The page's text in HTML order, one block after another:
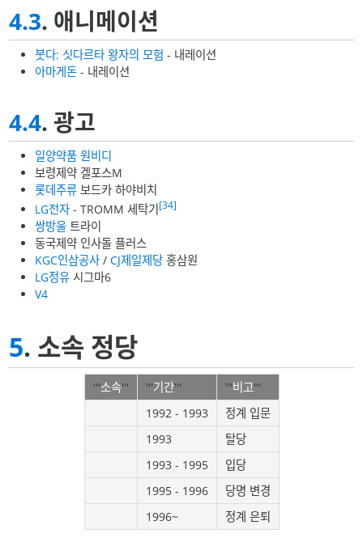
4.3. 애니메이션
붓다: 싯다르타 왕자의 모험 - 내레이션
아마게돈 - 내레이션
4.4. 광고
일양약품 원비디
보령제약 겔포스M
롯데주류 보드카 하야비치
LG전자 - TROMM 세탁기[34]
쌍방울 트라이
동국제약 인사돌 플러스
KGC인삼공사 /CJ제일제당 홍삼원
LG정유 시그마6
V4
5. 소속 정당
'''소속''' '''기간''' '''비고'''
1992 - 1993
정계 입문
1993
탈당
1993 - 1995
입당
1995 - 1996
당명 변경
1996~
정계 은퇴